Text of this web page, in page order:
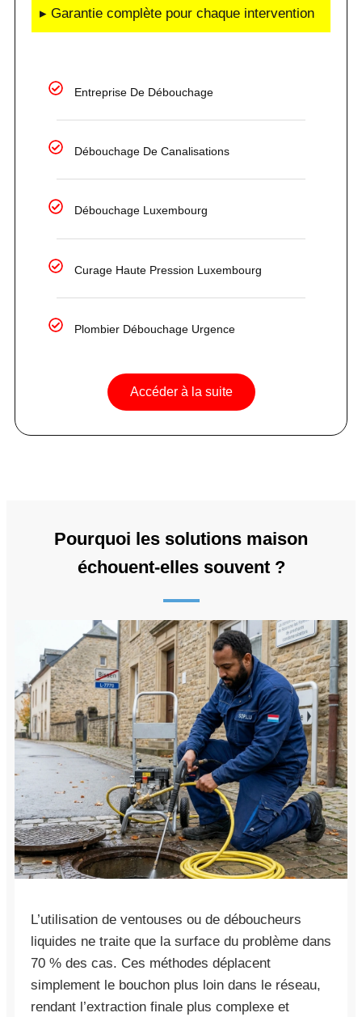
▸ Garantie complète pour chaque intervention
Entreprise De Débouchage
Débouchage De Canalisations
Débouchage Luxembourg
Curage Haute Pression Luxembourg
Plombier Débouchage Urgence
Accéder à la suite
Pourquoi les solutions maison
échouent-elles souvent ?
L’utilisation de ventouses ou de déboucheurs
liquides ne traite que la surface du problème dans
70 % des cas. Ces méthodes déplacent
simplement le bouchon plus loin dans le réseau,
rendant l’extraction finale plus complexe et